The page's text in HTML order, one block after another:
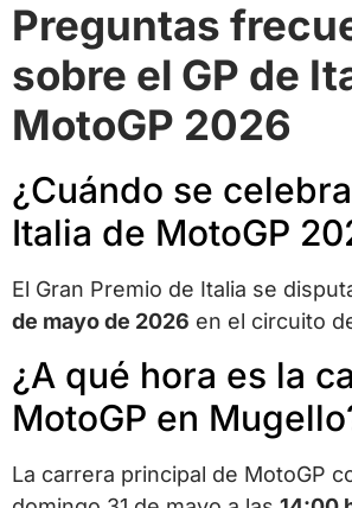
Preguntas
sobre el GP de
MotoGP 2026
¿Cuándo se
Italia de MotoGP
El Gran Premio de Italia se
de mayo de 2026 en el circuito
¿A qué hora es la
MotoGP en
La carrera principal de MotoGP